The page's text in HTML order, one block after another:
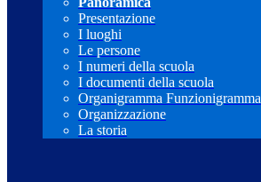
Presentazione
I luoghi
Le persone
I numeri della scuola
I documenti della scuola
Organigramma Funzionigramma
Organizzazione
La storia